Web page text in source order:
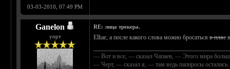
03-03-2010, 07:49 PM
Ganelon
упрт
RE: лица трекера.
Elhar, а после какого слова можно бросатьсяв пляс
— Вот и все, — сказал Чапаев, — Этого мира
— Черт, — сказал я, — там ведь папиросы